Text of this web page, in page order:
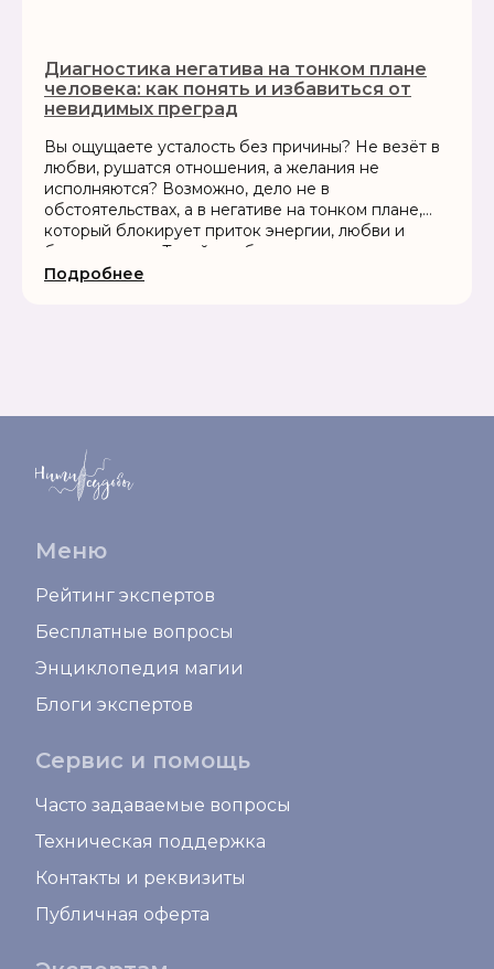
Диагностика негатива на тонком плане
человека: как понять и избавиться от
невидимых преград
Вы ощущаете усталость без причины? Не везёт в
любви, рушатся отношения, а желания не
исполняются? Возможно, дело не в
обстоятельствах, а в негативе на тонком плане,
который блокирует приток энергии, любви и
благополучия. Такой дисбаланс нельзя увидеть
глазами, но он чувствуется на всех уровнях...
Подробнее
Меню
Рейтинг экспертов
Бесплатные вопросы
Энциклопедия магии
Блоги экспертов
Сервис и помощь
Часто задаваемые вопросы
Техническая поддержка
Контакты и реквизиты
Публичная оферта